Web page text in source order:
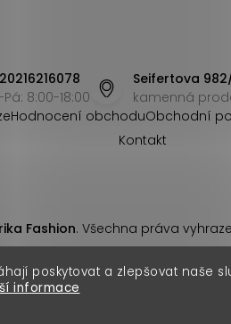
poskytovat a zlepšovat naše
informace
Pá: 8:00-18:00
Seifertova
kamenná
Hodnocení obchoduObchodní
Kontakt
Fashion. Všechna práva